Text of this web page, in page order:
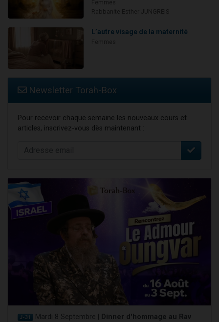
L’autre visage de la maternité
Newsletter Torah-Box
Pour recevoir chaque semaine les nouveaux cours et
articles, inscrivez-vous dès maintenant :
J-31 Mardi 8 Septembre |
Dinner d'hommage au Rav